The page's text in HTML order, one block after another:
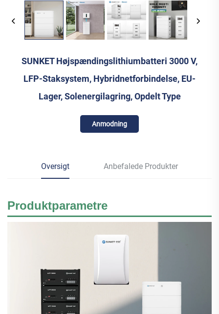
SUNKET Højspændingslithiumbatteri 3000 V,
LFP-Staksystem, Hybridnetforbindelse, EU-
Lager, Solenergilagring, Opdelt Type
Anmodning
Oversigt Anbefalede Produkter
Produktparametre